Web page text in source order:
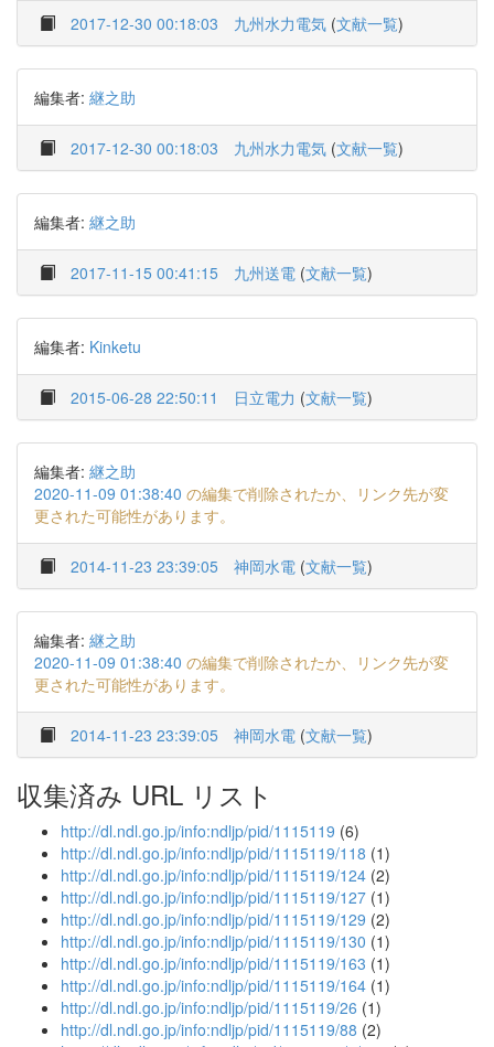
2017-12-30 00:18:03 九州水力電気 (文献一覧)
編集者: 継之助
2017-12-30 00:18:03 九州水力電気 (文献一覧)
編集者: 継之助
2017-11-15 00:41:15 九州送電 (文献一覧)
編集者: Kinketu
2015-06-28 22:50:11 日立電力 (文献一覧)
編集者: 継之助
2020-11-09 01:38:40 の編集で削除されたか、リンク先が変
更された可能性があります。
2014-11-23 23:39:05 神岡水電 (文献一覧)
編集者: 継之助
2020-11-09 01:38:40 の編集で削除されたか、リンク先が変
更された可能性があります。
2014-11-23 23:39:05 神岡水電 (文献一覧)
収集済み URL リスト
http://dl.ndl.go.jp/info:ndljp/pid/1115119 (6)
http://dl.ndl.go.jp/info:ndljp/pid/1115119/118 (1)
http://dl.ndl.go.jp/info:ndljp/pid/1115119/124 (2)
http://dl.ndl.go.jp/info:ndljp/pid/1115119/127 (1)
http://dl.ndl.go.jp/info:ndljp/pid/1115119/129 (2)
http://dl.ndl.go.jp/info:ndljp/pid/1115119/130 (1)
http://dl.ndl.go.jp/info:ndljp/pid/1115119/163 (1)
http://dl.ndl.go.jp/info:ndljp/pid/1115119/164 (1)
http://dl.ndl.go.jp/info:ndljp/pid/1115119/26 (1)
http://dl.ndl.go.jp/info:ndljp/pid/1115119/88 (2)